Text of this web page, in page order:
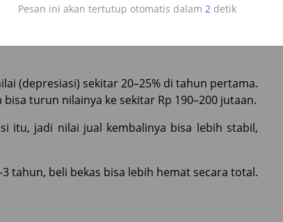
Pesan ini akan tertutup otomatis dalam 1 detik
unggul tipis. Tapi Xenia bekas 2022–2023 juga
(depresiasi) sekitar 20–25% di tahun pertama.
turun nilainya ke sekitar Rp 190–200 jutaan.
itu, jadi nilai jual kembalinya bisa lebih stabil,
tahun, beli bekas bisa lebih hemat secara total.